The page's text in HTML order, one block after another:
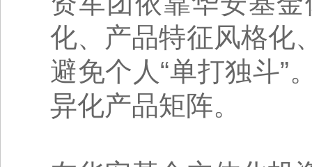
化、产品特征风格化
避免个人“单打独斗”
异化产品矩阵。